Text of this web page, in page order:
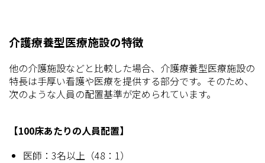
介護療養型医療施設の特徴
他の介護施設などと比較した場合、介護療養型医療施設の
特長は手厚い看護や医療を提供する部分です。そのため、
次のような人員の配置基準が定められています。
【100床あたりの人員配置】
医師：3名以上（48：1）